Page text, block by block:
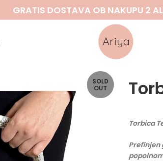
GRATIS DOSTAVA OB NAKUPU 2
SOLD
OUT
Torbica
Prefinjen